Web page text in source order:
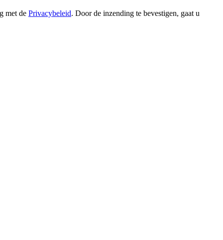
met de Privacybeleid. Door de inzending te bevestigen, gaat u